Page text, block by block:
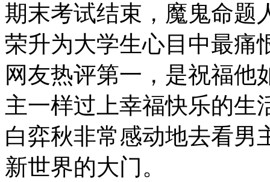
期末考试结束，魔鬼命题
荣升为大学生心目中最痛
网友热评第一，是祝福他
主一样过上幸福快乐的生
白弈秋非常感动地去看男
新世界的大门。